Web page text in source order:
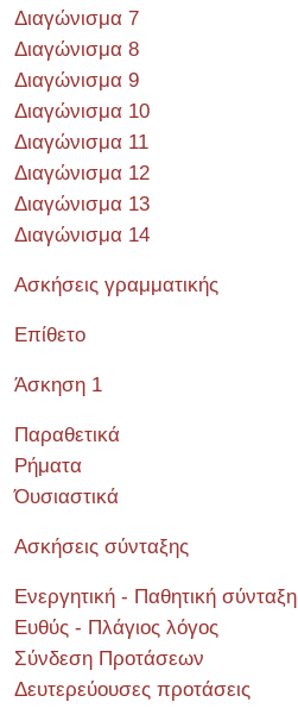
Διαγώνισμα 7
Διαγώνισμα 8
Διαγώνισμα 9
Διαγώνισμα 10
Διαγώνισμα 11
Διαγώνισμα 12
Διαγώνισμα 13
Διαγώνισμα 14
Ασκήσεις γραμματικής
Επίθετο
Άσκηση 1
Παραθετικά
Ρήματα
Όυσιαστικά
Ασκήσεις σύνταξης
Ενεργητική - Παθητική σύνταξη
Ευθύς - Πλάγιος λόγος
Σύνδεση Προτάσεων
Δευτερεύουσες προτάσεις